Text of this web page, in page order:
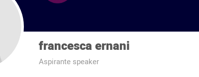
francesca ernani
Aspirante speaker